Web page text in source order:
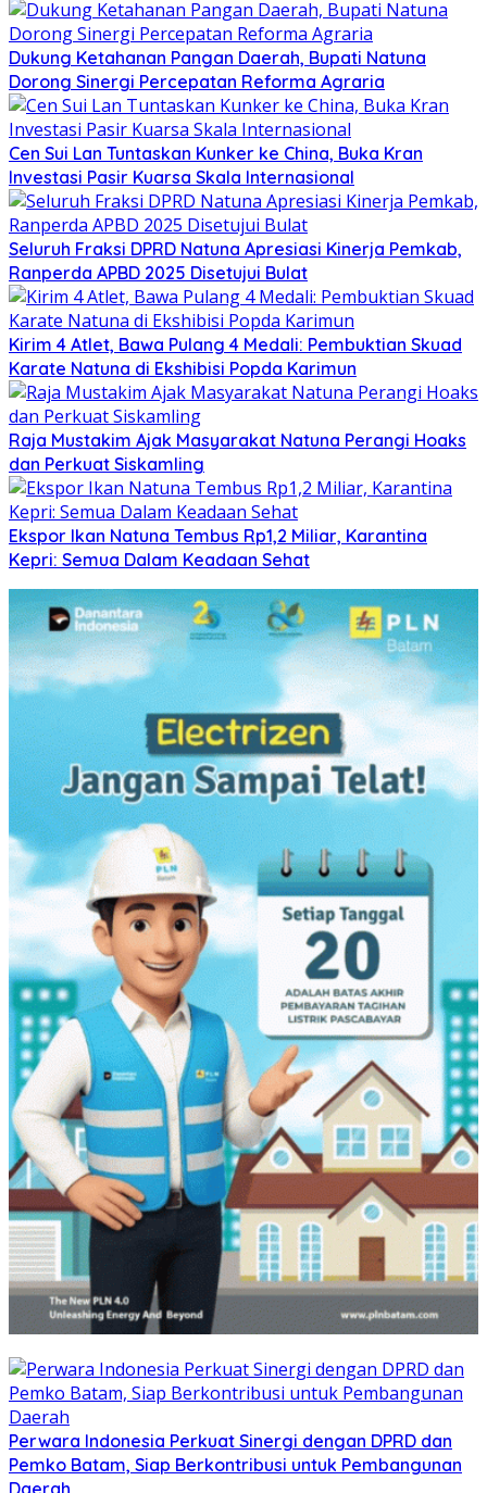
Dukung Ketahanan Pangan Daerah, Bupati Natuna
Dorong Sinergi Percepatan Reforma Agraria
Cen Sui Lan Tuntaskan Kunker ke China, Buka Kran
Investasi Pasir Kuarsa Skala Internasional
Seluruh Fraksi DPRD Natuna Apresiasi Kinerja Pemkab,
Ranperda APBD 2025 Disetujui Bulat
Kirim 4 Atlet, Bawa Pulang 4 Medali: Pembuktian Skuad
Karate Natuna di Ekshibisi Popda Karimun
Raja Mustakim Ajak Masyarakat Natuna Perangi Hoaks
dan Perkuat Siskamling
Ekspor Ikan Natuna Tembus Rp1,2 Miliar, Karantina
Kepri: Semua Dalam Keadaan Sehat
Perwara Indonesia Perkuat Sinergi dengan DPRD dan
Pemko Batam, Siap Berkontribusi untuk Pembangunan
Daerah